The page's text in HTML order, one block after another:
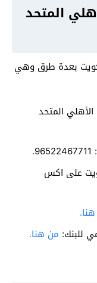
المتحد
بعدة طرق وهي
المتحد
على اكس
للبنك: من هنا.